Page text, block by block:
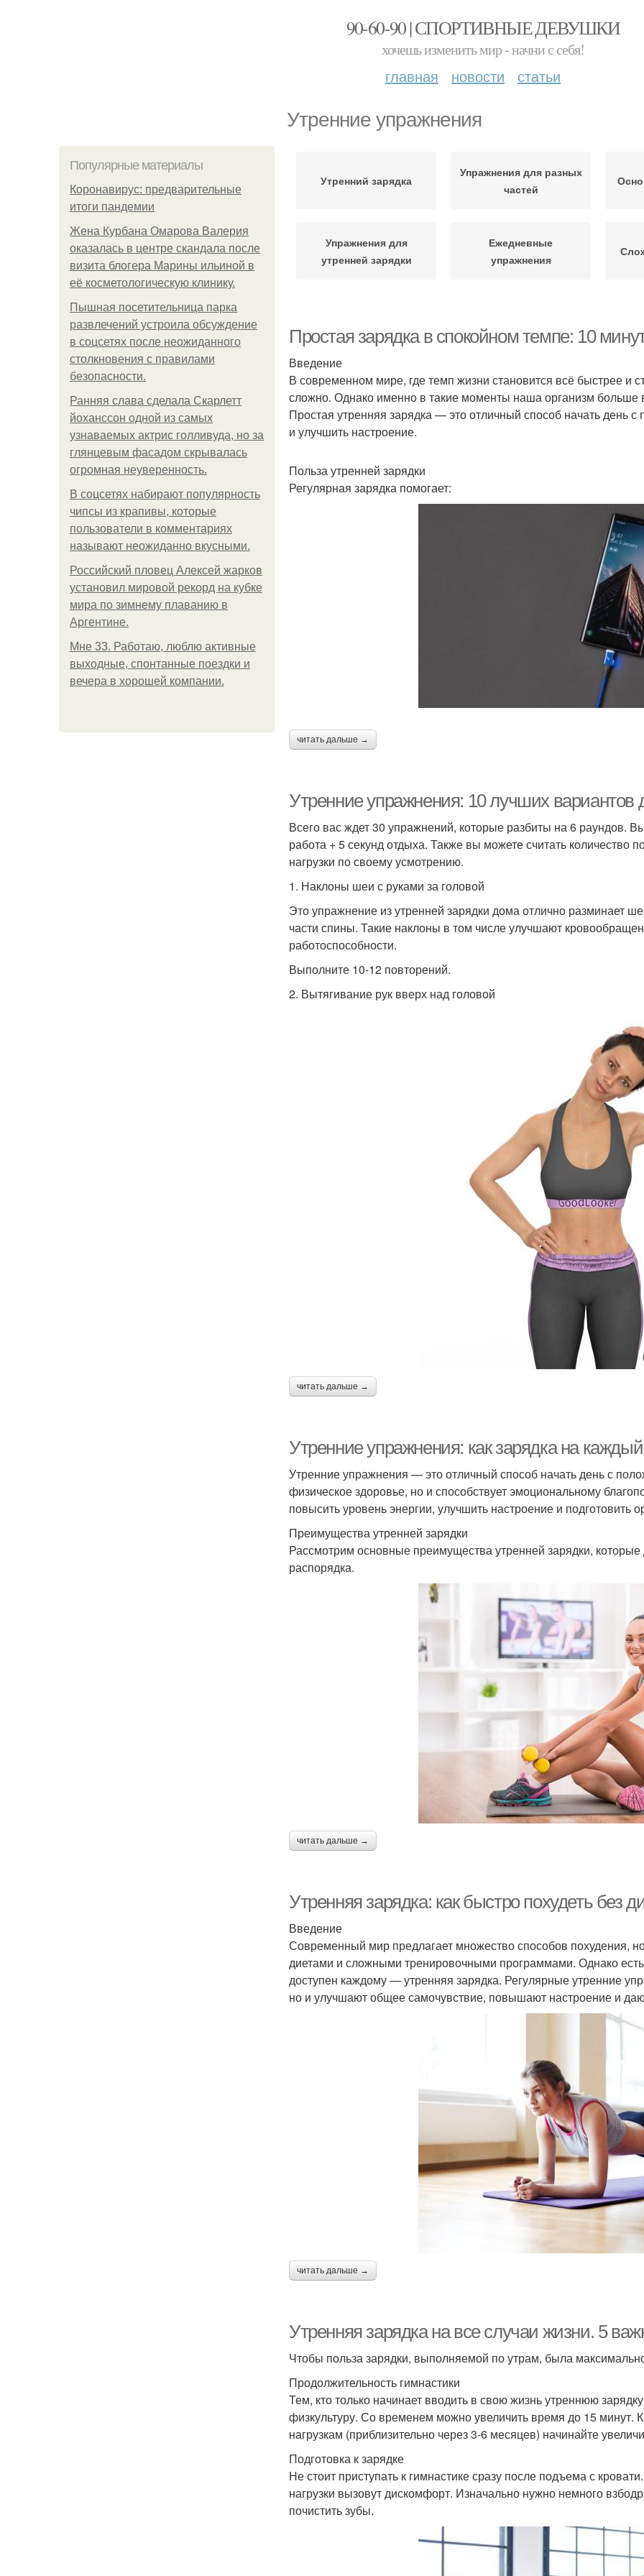
90-60-90 | СПОРТИВНЫЕ ДЕВУШКИ
хочешь изменить мир - начни с себя!
главная новости статьи
Утренние упражнения
Популярные материалы
Коронавирус: предварительные
итоги пандемии
Жена Курбана Омарова Валерия
оказалась в центре скандала после
визита блогера Марины ильиной в
её косметологическую клинику.
Пышная посетительница парка
развлечений устроила обсуждение
в соцсетях после неожиданного
столкновения с правилами
безопасности.
Ранняя слава сделала Скарлетт
йоханссон одной из самых
узнаваемых актрис голливуда, но за
глянцевым фасадом скрывалась
огромная неуверенность.
В соцсетях набирают популярность
чипсы из крапивы, которые
пользователи в комментариях
называют неожиданно вкусными.
Российский пловец Алексей жарков
установил мировой рекорд на кубке
мира по зимнему плаванию в
Аргентине.
Мне 33. Работаю, люблю активные
выходные, спонтанные поездки и
вечера в хорошей компании.
Утренний зарядка
Упражнения для разных
частей
Упражнения для
утренней зарядки
Ежедневные
упражнения
Фитнес-упражнения для
утренней зарядки
Упражнения с гантелями
Утренний гимнастика
Простая зарядка в спокойном темпе: 10
Введение
В современном мире, где темп жизни становится всё быстрее и
сложно. Однако именно в такие моменты наша организм больше
Простая утренняя зарядка — это отличный способ начать день
и улучшить настроение.
Польза утренней зарядки
Регулярная зарядка помогает:
читать дальше →
Утренние упражнения: 10 лучших вариантов
Всего вас ждет 30 упражнений, которые разбиты на 6 раундов.
работа + 5 секунд отдыха. Также вы можете считать количество
нагрузки по своему усмотрению.
1. Наклоны шеи с руками за головой
Это упражнение из утренней зарядки дома отлично разминает
части спины. Такие наклоны в том числе улучшают
работоспособности.
Выполните 10-12 повторений.
2. Вытягивание рук вверх над головой
читать дальше →
Утренние упражнения: как зарядка на
Утренние упражнения — это отличный способ начать день с
физическое здоровье, но и способствует эмоциональному
повысить уровень энергии, улучшить настроение и подготовить
Преимущества утренней зарядки
Рассмотрим основные преимущества утренней зарядки,
распорядка.
читать дальше →
Утренняя зарядка: как быстро похудеть без
Введение
Современный мир предлагает множество способов похудения,
диетами и сложными тренировочными программами. Однако
доступен каждому — утренняя зарядка. Регулярные утренние
но и улучшают общее самочувствие, повышают настроение и
читать дальше →
Утренняя зарядка на все случаи жизни. 5
Чтобы польза зарядки, выполняемой по утрам, была
Продолжительность гимнастики
Тем, кто только начинает вводить в свою жизнь утреннюю
физкультуру. Со временем можно увеличить время до 15 минут.
нагрузкам (приблизительно через 3-6 месяцев) начинайте
Подготовка к зарядке
Не стоит приступать к гимнастике сразу после подъема с
нагрузки вызовут дискомфорт. Изначально нужно немного
почистить зубы.